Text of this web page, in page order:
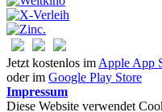
Jetzt kostenlos im Apple App
oder im Google Play Store
Impressum
Diese Website verwendet